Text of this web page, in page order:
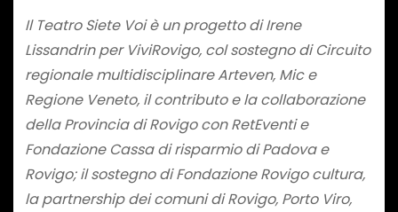
Il Teatro Siete Voi è un progetto di Irene
Lissandrin per ViviRovigo, col sostegno di Circuito
regionale multidisciplinare Arteven, Mic e
Regione Veneto, il contributo e la collaborazione
della Provincia di Rovigo con RetEventi e
Fondazione Cassa di risparmio di Padova e
Rovigo; il sostegno di Fondazione Rovigo cultura,
la partnership dei comuni di Rovigo, Porto Viro,